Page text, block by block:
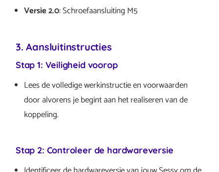
Versie 2.0: Schroefaansluiting M5
3. Aansluitinstructies
Stap 1: Veiligheid voorop
Lees de volledige werkinstructie en voorwaarden
door alvorens je begint aan het realiseren van de
koppeling.
Stap 2: Controleer de hardwareversie